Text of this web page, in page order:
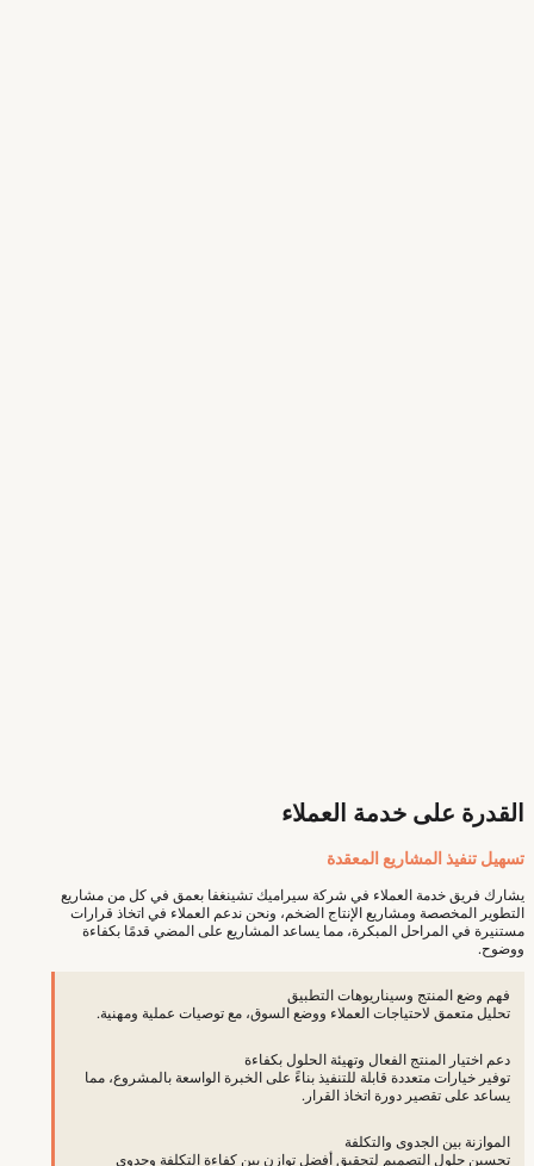
القدرة على خدمة العملاء
تسهيل تنفيذ المشاريع المعقدة
يشارك فريق خدمة العملاء في شركة سيراميك تشينغفا بعمق في كل من مشاريع
التطوير المخصصة ومشاريع الإنتاج الضخم، ونحن ندعم العملاء في اتخاذ قرارات
مستنيرة في المراحل المبكرة، مما يساعد المشاريع على المضي قدمًا بكفاءة
ووضوح.
فهم وضع المنتج وسيناريوهات التطبيق
تحليل متعمق لاحتياجات العملاء ووضع السوق، مع توصيات عملية ومهنية.
دعم اختيار المنتج الفعال وتهيئة الحلول بكفاءة
توفير خيارات متعددة قابلة للتنفيذ بناءً على الخبرة الواسعة بالمشروع، مما
يساعد على تقصير دورة اتخاذ القرار.
الموازنة بين الجدوى والتكلفة
تحسين حلول التصميم لتحقيق أفضل توازن بين كفاءة التكلفة وجدوى